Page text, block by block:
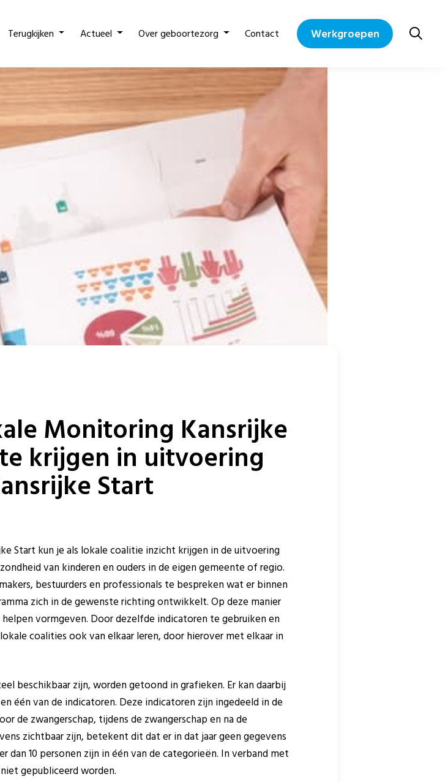
Terugkijken Actueel Over geboortezorg Contact Werkgroepen
Monitoring Kansrijke
krijgen in uitvoering
Start
Start kun je als lokale coalitie inzicht krijgen in de uitvoering
van kinderen en ouders in de eigen gemeente of regio.
bestuurders en professionals te bespreken wat er binnen
zich in de gewenste richting ontwikkelt. Op deze manier
vormgeven. Door dezelfde indicatoren te gebruiken en
coalities ook van elkaar leren, door hierover met elkaar in
beschikbaar zijn, worden getoond in grafieken. Er kan daarbij
één van de indicatoren. Deze indicatoren zijn ingedeeld in de
de zwangerschap, tijdens de zwangerschap en na de
zichtbaar zijn, betekent dit dat er in dat jaar geen gegevens
10 personen zijn in één van de categorieën. In verband met
gepubliceerd worden.